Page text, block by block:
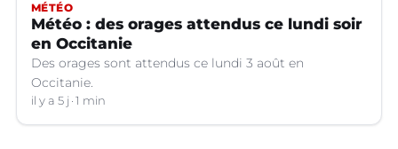
MÉTÉO
Météo : des orages attendus ce lundi soir
en Occitanie
Des orages sont attendus ce lundi 3 août en
Occitanie.
il y a 5 j 1 min